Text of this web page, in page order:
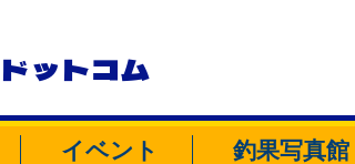
ドットコム
イベント 釣果写真館